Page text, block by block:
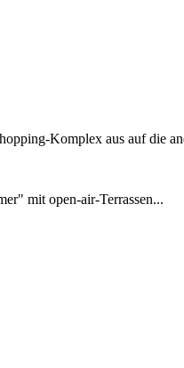
Komplex aus auf die
mit open-air-Terrassen...